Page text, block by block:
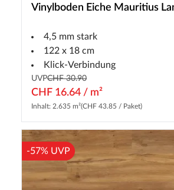
Vinylboden Eiche Mauritius
4,5 mm stark
122 x 18 cm
Klick-Verbindung
UVPCHF 30.90
CHF 16.64 / m²
Inhalt: 2.635 m²(CHF 43.85 / Paket)
-57% UVP